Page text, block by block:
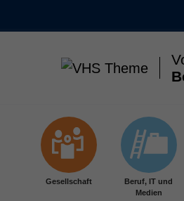
Gesellschaft
Beruf, IT und
Medien